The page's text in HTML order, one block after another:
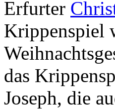
Erfurter
Krippenspiel
das
Joseph, die